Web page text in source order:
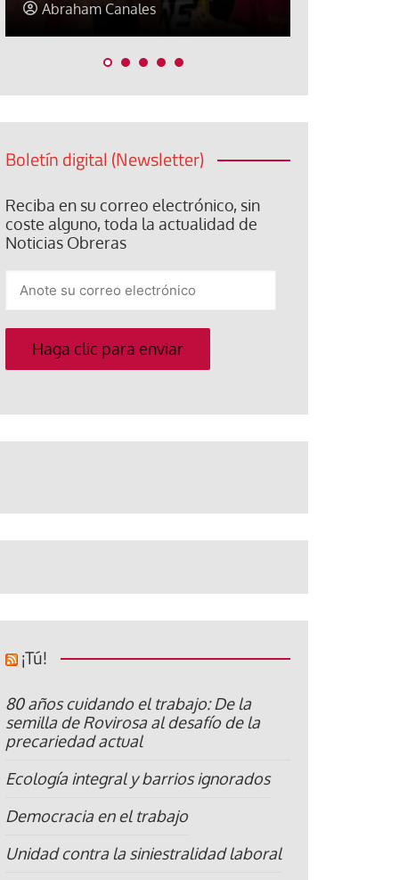
Elisa Brey
Boletín digital (Newsletter)
Reciba en su correo electrónico, sin
coste alguno, toda la actualidad de
Noticias Obreras
su
correo
electrónico
Haga clic para enviar
¡Tú!
80 años cuidando el trabajo: De la
semilla de Rovirosa al desafío de la
precariedad actual
Ecología integral y barrios ignorados
Democracia en el trabajo
Unidad contra la siniestralidad laboral